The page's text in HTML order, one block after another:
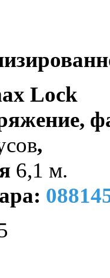
Lock
,
6,1 м.